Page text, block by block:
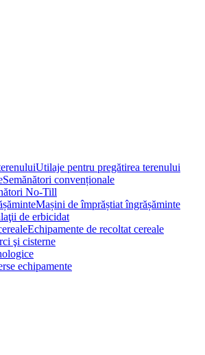
Utilaje pentru pregătirea terenului
Semănători convenționale
No-Till
Mașini de împrăștiat îngrășăminte
de erbicidat
Echipamente de recoltat cereale
şi cisterne
echipamente